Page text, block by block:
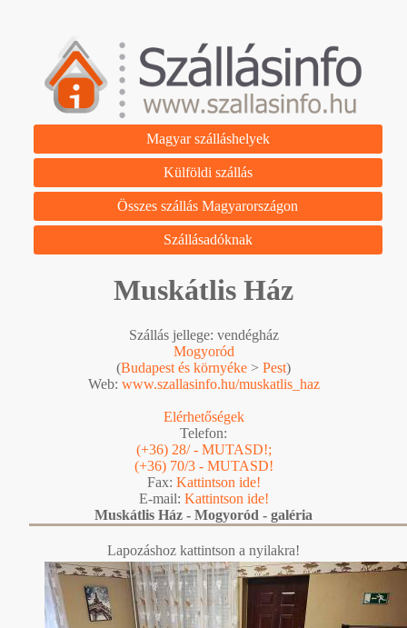
Magyar szálláshelyek
Külföldi szállás
Összes szállás Magyarországon
Szállásadóknak
Muskátlis Ház
Szállás jellege: vendégház
Mogyoród
(Budapest és környéke > Pest)
Web: www.szallasinfo.hu/muskatlis_haz
Elérhetőségek
Telefon:
(+36) 28/ - MUTASD!;
(+36) 70/3 - MUTASD!
Fax: Kattintson ide!
E-mail: Kattintson ide!
Muskátlis Ház - Mogyoród - galéria
Lapozáshoz kattintson a nyilakra!